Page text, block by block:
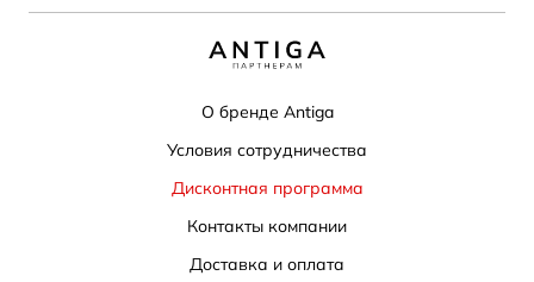
О бренде Antiga
Условия сотрудничества
Дисконтная программа
Контакты компании
Доставка и оплата